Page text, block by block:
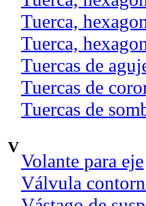
Tuerca,
Tuerca,
Tuercas de
Tuercas de
Tuercas de
V
Volante para eje
Válvula